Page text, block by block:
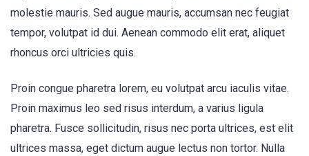
molestie mauris. Sed augue mauris, accumsan nec feugiat
tempor, volutpat id dui. Aenean commodo elit erat, aliquet
rhoncus orci ultricies quis.
Proin congue pharetra lorem, eu volutpat arcu iaculis vitae.
Proin maximus leo sed risus interdum, a varius ligula
pharetra. Fusce sollicitudin, risus nec porta ultrices, est elit
ultrices massa, eget dictum augue lectus non tortor. Nulla